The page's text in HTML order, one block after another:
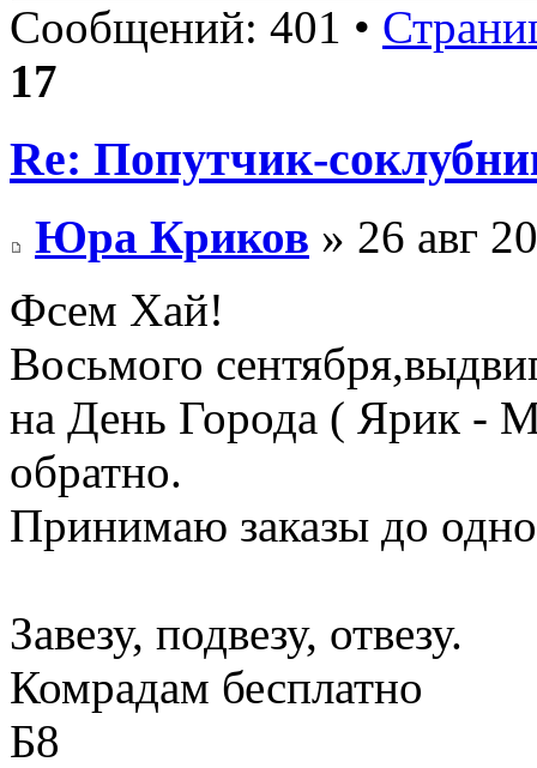
Сообщений: 401 •
17
Re: Попутчик-
Юра Криков » 26 авг
Фсем Хай!
Восьмого
на День Города ( Ярик -
обратно.
Принимаю заказы до
Завезу, подвезу, отвезу.
Комрадам бесплатно
Б8